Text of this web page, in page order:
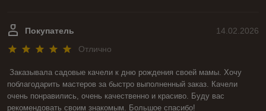
14.02.2026
Покупатель
Отлично
Заказывала садовые качели к дню рождения своей мамы. Хочу
поблагодарить мастеров за быстро выполненный заказ. Качели
очень понравились, очень качественно и красиво. Буду вас
рекомендовать своим знакомым. Большое спасибо!